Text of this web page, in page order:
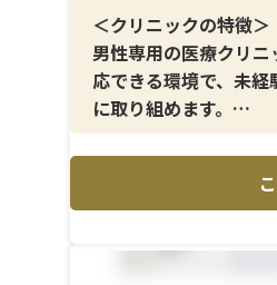
＜クリニックの特徴＞
男性専用の医療クリ
応できる環境で、未
に取り組めます。
＜メイン施術＞
包茎手術・治療、亀
頭強化、他院手術痕修
つ、患者様に寄り添